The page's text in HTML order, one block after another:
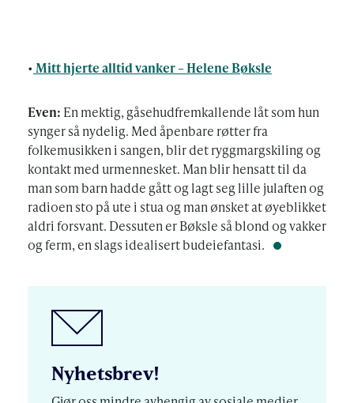
• Mitt hjerte alltid vanker – Helene Bøksle
Even: En mektig, gåsehudfremkallende låt som hun
synger så nydelig. Med åpenbare røtter fra
folkemusikken i sangen, blir det ryggmargskiling og
kontakt med urmennesket. Man blir hensatt til da
man som barn hadde gått og lagt seg lille julaften og
radioen sto på ute i stua og man ønsket at øyeblikket
aldri forsvant. Dessuten er Bøksle så blond og vakker
og ferm, en slags idealisert budeiefantasi.
Nyhetsbrev!